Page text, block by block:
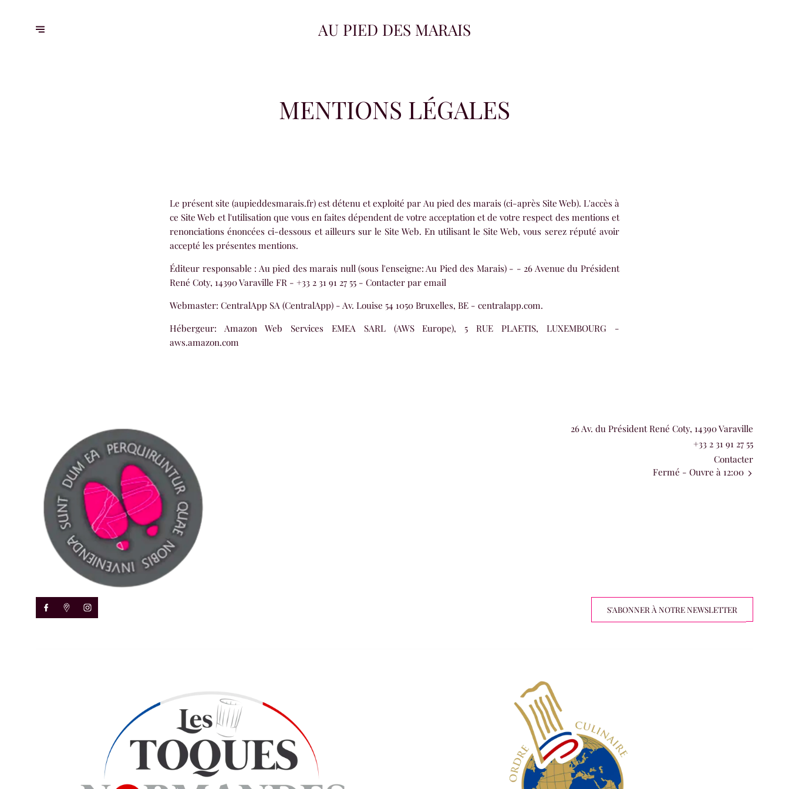
AU PIED DES MARAIS
MENTIONS LÉGALES
Le présent site (aupieddesmarais.fr) est détenu et exploité par Au pied des marais (ci-après Site Web). L'accès à
ce Site Web et l'utilisation que vous en faites dépendent de votre acceptation et de votre respect des mentions et
renonciations énoncées ci-dessous et ailleurs sur le Site Web. En utilisant le Site Web, vous serez réputé avoir
accepté les présentes mentions.
Éditeur responsable : Au pied des marais null (sous l'enseigne: Au Pied des Marais) - - 26 Avenue du Président
René Coty, 14390 Varaville FR - +33 2 31 91 27 55 -Contacter par email
Webmaster:CentralApp SA (CentralApp) - Av. Louise 54 1050 Bruxelles, BE - centralapp.com.
Hébergeur:Amazon Web Services EMEA SARL (AWS Europe), 5 RUE PLAETIS, LUXEMBOURG -
aws.amazon.com
26 Av. du Président René Coty, 14390 Varaville
+33 2 31 91 27 55
Contacter
Fermé - Ouvre à 12:00
S'ABONNER À NOTRE NEWSLETTER